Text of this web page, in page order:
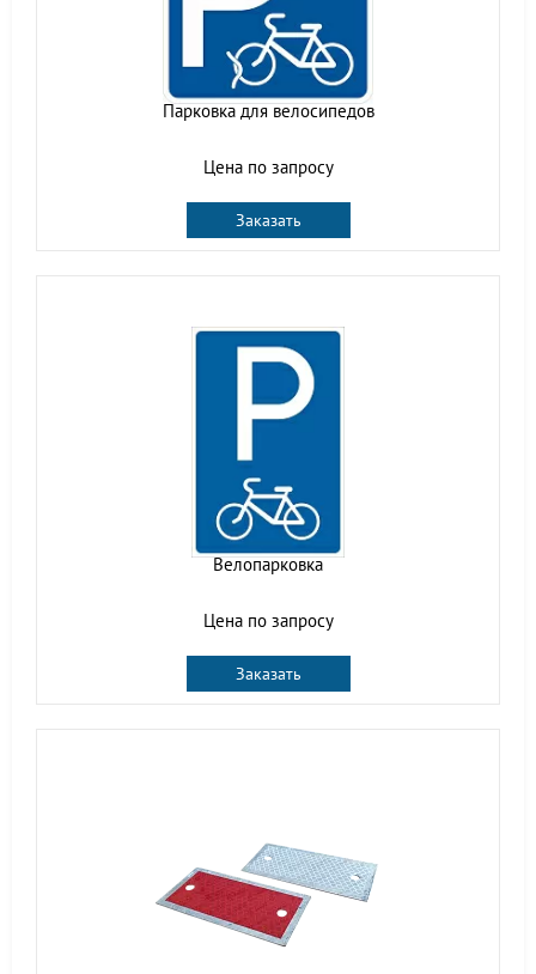
Парковка для велосипедов
Цена по запросу
Заказать
Велопарковка
Цена по запросу
Заказать